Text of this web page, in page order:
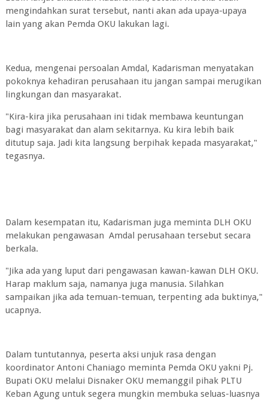
mengindahkan surat tersebut, nanti akan ada upaya-upaya
lain yang akan Pemda OKU lakukan lagi.
Kedua, mengenai persoalan Amdal, Kadarisman menyatakan
pokoknya kehadiran perusahaan itu jangan sampai merugikan
lingkungan dan masyarakat.
"Kira-kira jika perusahaan ini tidak membawa keuntungan
bagi masyarakat dan alam sekitarnya. Ku kira lebih baik
ditutup saja. Jadi kita langsung berpihak kepada masyarakat,"
tegasnya.
Dalam kesempatan itu, Kadarisman juga meminta DLH OKU
melakukan pengawasan Amdal perusahaan tersebut secara
berkala.
"Jika ada yang luput dari pengawasan kawan-kawan DLH OKU.
Harap maklum saja, namanya juga manusia. Silahkan
sampaikan jika ada temuan-temuan, terpenting ada buktinya,"
ucapnya.
Dalam tuntutannya, peserta aksi unjuk rasa dengan
koordinator Antoni Chaniago meminta Pemda OKU yakni Pj.
Bupati OKU melalui Disnaker OKU memanggil pihak PLTU
Keban Agung untuk segera mungkin membuka seluas-luasnya